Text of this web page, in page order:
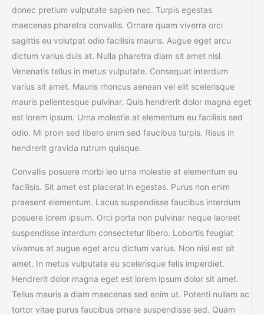
donec pretium vulputate sapien nec. Turpis egestas
maecenas pharetra convallis. Ornare quam viverra orci
sagittis eu volutpat odio facilisis mauris. Augue eget arcu
dictum varius duis at. Nulla pharetra diam sit amet nisl.
Venenatis tellus in metus vulputate. Consequat interdum
varius sit amet. Mauris rhoncus aenean vel elit scelerisque
mauris pellentesque pulvinar. Quis hendrerit dolor magna eget
est lorem ipsum. Urna molestie at elementum eu facilisis sed
odio. Mi proin sed libero enim sed faucibus turpis. Risus in
hendrerit gravida rutrum quisque.
Convallis posuere morbi leo urna molestie at elementum eu
facilisis. Sit amet est placerat in egestas. Purus non enim
praesent elementum. Lacus suspendisse faucibus interdum
posuere lorem ipsum. Orci porta non pulvinar neque laoreet
suspendisse interdum consectetur libero. Lobortis feugiat
vivamus at augue eget arcu dictum varius. Non nisi est sit
amet. In metus vulputate eu scelerisque felis imperdiet.
Hendrerit dolor magna eget est lorem ipsum dolor sit amet.
Tellus mauris a diam maecenas sed enim ut. Potenti nullam ac
tortor vitae purus faucibus ornare suspendisse sed. Quam